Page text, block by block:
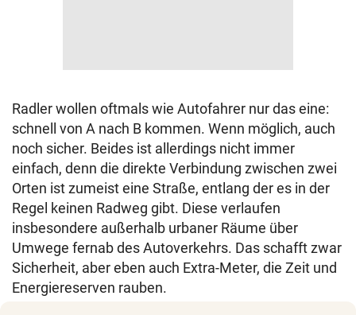
Radler wollen oftmals wie Autofahrer nur das eine:
schnell von A nach B kommen. Wenn möglich, auch
noch sicher. Beides ist allerdings nicht immer
einfach, denn die direkte Verbindung zwischen zwei
Orten ist zumeist eine Straße, entlang der es in der
Regel keinen Radweg gibt. Diese verlaufen
insbesondere außerhalb urbaner Räume über
Umwege fernab des Autoverkehrs. Das schafft zwar
Sicherheit, aber eben auch Extra-Meter, die Zeit und
Energiereserven rauben.